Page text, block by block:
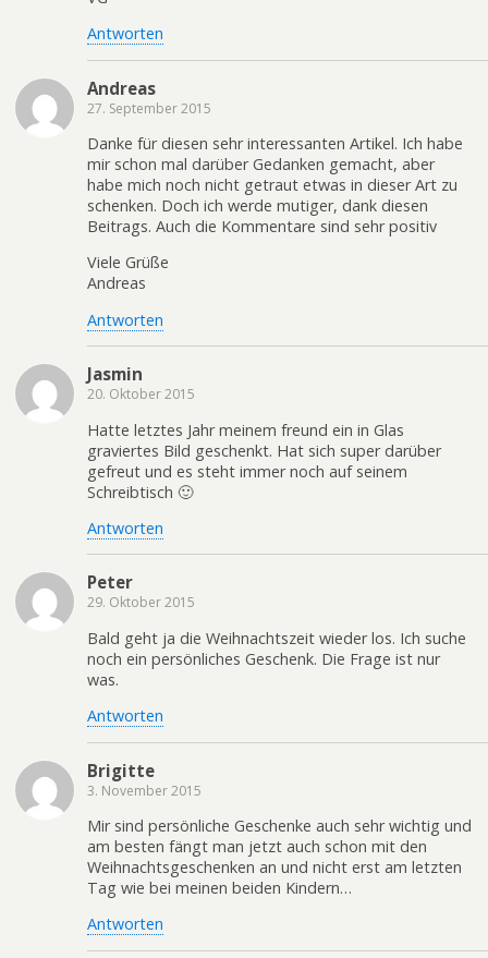
Antworten
Andreas
27. September 2015
Danke für diesen sehr interessanten Artikel. Ich habe
mir schon mal darüber Gedanken gemacht, aber
habe mich noch nicht getraut etwas in dieser Art zu
schenken. Doch ich werde mutiger, dank diesen
Beitrags. Auch die Kommentare sind sehr positiv
Viele Grüße
Andreas
Antworten
Jasmin
20. Oktober 2015
Hatte letztes Jahr meinem freund ein in Glas
graviertes Bild geschenkt. Hat sich super darüber
gefreut und es steht immer noch auf seinem
Schreibtisch 🙂
Antworten
Peter
29. Oktober 2015
Bald geht ja die Weihnachtszeit wieder los. Ich suche
noch ein persönliches Geschenk. Die Frage ist nur
was.
Antworten
Brigitte
3. November 2015
Mir sind persönliche Geschenke auch sehr wichtig und
am besten fängt man jetzt auch schon mit den
Weihnachtsgeschenken an und nicht erst am letzten
Tag wie bei meinen beiden Kindern…
Antworten